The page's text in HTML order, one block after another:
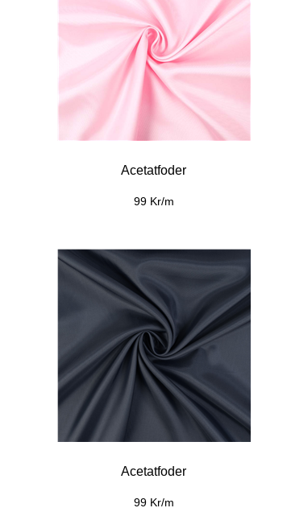
Acetatfoder
99 Kr/m
Acetatfoder
99 Kr/m